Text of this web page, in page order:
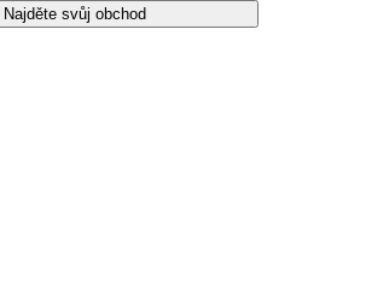
Najděte svůj obchod